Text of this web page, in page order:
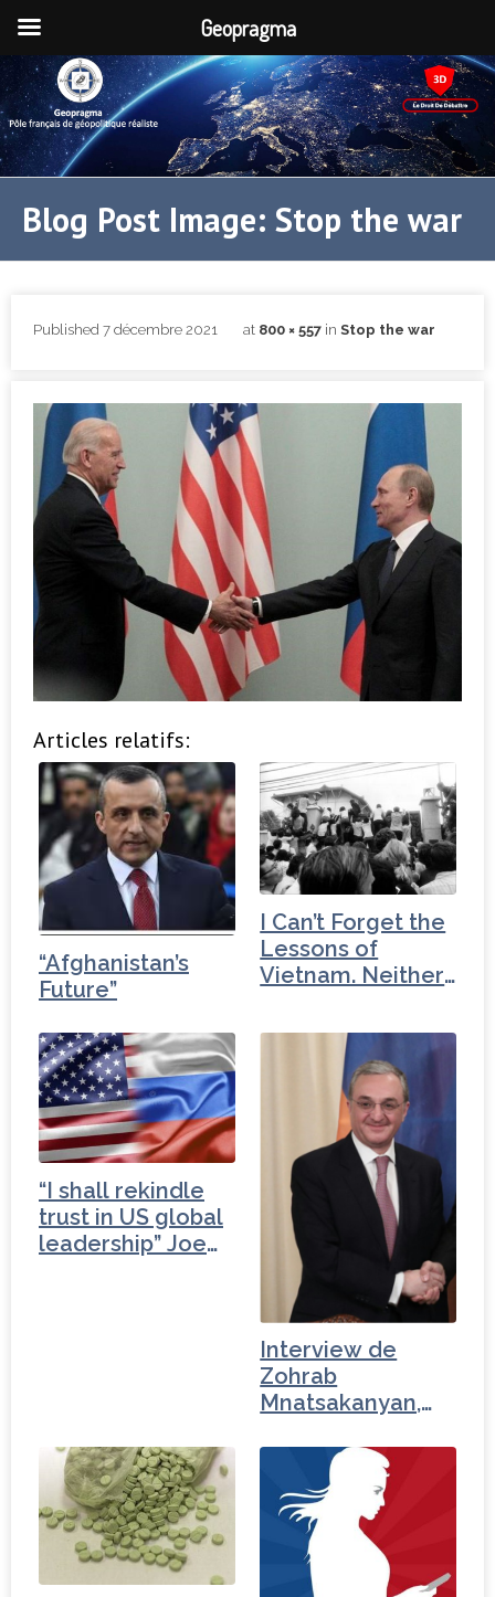
Blog Post Image: Stop the war
Published 7 décembre 2021 at 800 × 557 in Stop the war
Articles relatifs:
“Afghanistan’s
Future”
I Can’t Forget the
Lessons of
Vietnam. Neither
“I shall rekindle
trust in US global
leadership” Joe
Interview de
Zohrab
Mnatsakanyan,
Geopragma